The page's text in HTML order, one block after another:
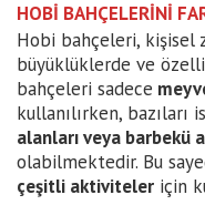
HOBİ BAHÇELERİNİ
Hobi bahçeleri, kişisel
büyüklüklerde ve
bahçeleri sadece
kullanılırken, bazıları
alanları veya barbekü
olabilmektedir. Bu
çeşitli aktiviteler için